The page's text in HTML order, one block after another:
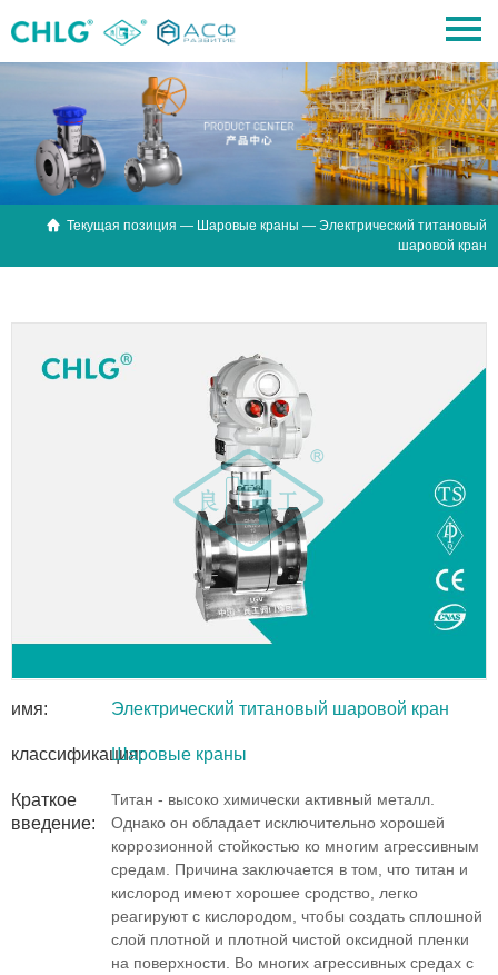
 Текущая позиция — Шаровые краны — Электрический титановый
шаровой кран
имя: Электрический титановый шаровой кран
классификация:Шаровые краны
Краткое
введение:
Титан - высоко химически активный металл.
Однако он обладает исключительно хорошей
коррозионной стойкостью ко многим агрессивным
средам. Причина заключается в том, что титан и
кислород имеют хорошее сродство, легко
реагируют с кислородом, чтобы создать сплошной
слой плотной и плотной чистой оксидной пленки
на поверхности. Во многих агрессивных средах с